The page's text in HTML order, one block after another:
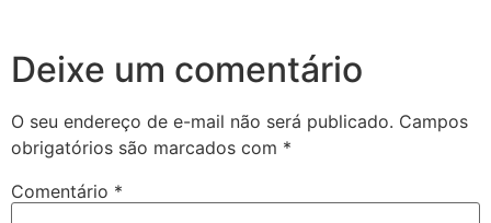
Deixe um comentário
O seu endereço de e-mail não será publicado. Campos
obrigatórios são marcados com *
Comentário *